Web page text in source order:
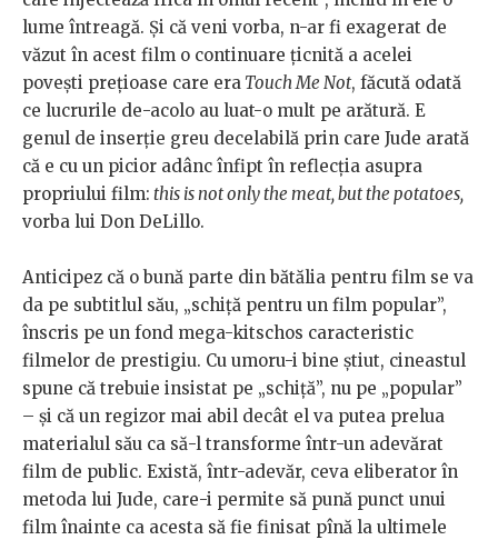
lume întreagă. Și că veni vorba, n-ar fi exagerat de
văzut în acest film o continuare țicnită a acelei
povești prețioase care era Touch Me Not, făcută odată
ce lucrurile de-acolo au luat-o mult pe arătură. E
genul de inserție greu decelabilă prin care Jude arată
că e cu un picior adânc înfipt în reflecția asupra
propriului film: this is not only the meat, but the potatoes,
vorba lui Don DeLillo.
Anticipez că o bună parte din bătălia pentru film se va
da pe subtitlul său, „schiță pentru un film popular”,
înscris pe un fond mega-kitschos caracteristic
filmelor de prestigiu. Cu umoru-i bine știut, cineastul
spune că trebuie insistat pe „schiță”, nu pe „popular”
– și că un regizor mai abil decât el va putea prelua
materialul său ca să-l transforme într-un adevărat
film de public. Există, într-adevăr, ceva eliberator în
metoda lui Jude, care-i permite să pună punct unui
film înainte ca acesta să fie finisat pînă la ultimele